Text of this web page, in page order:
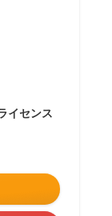
イセンス